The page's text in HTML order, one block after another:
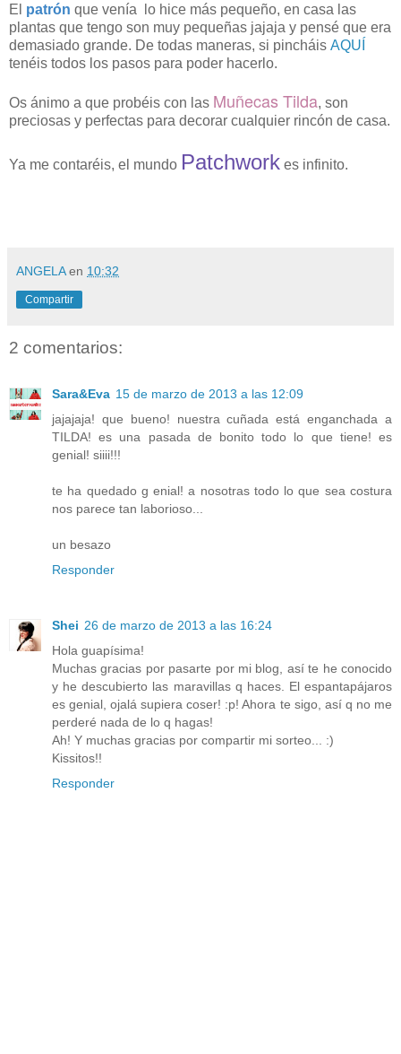
El patrón que venía lo hice más pequeño, en casa las
plantas que tengo son muy pequeñas jajaja y pensé que era
demasiado grande. De todas maneras, si pincháis AQUÍ
tenéis todos los pasos para poder hacerlo.
Os ánimo a que probéis con las Muñecas Tilda, son
preciosas y perfectas para decorar cualquier rincón de casa.
Ya me contaréis, el mundo Patchwork es infinito.
ANGELA en 10:32
Compartir
2 comentarios:
Sara&Eva 15 de marzo de 2013 a las 12:09
jajajaja! que bueno! nuestra cuñada está enganchada a
TILDA! es una pasada de bonito todo lo que tiene! es
genial! siiii!!!
te ha quedado g enial! a nosotras todo lo que sea costura
nos parece tan laborioso...
un besazo
Responder
Shei 26 de marzo de 2013 a las 16:24
Hola guapísima!
Muchas gracias por pasarte por mi blog, así te he conocido
y he descubierto las maravillas q haces. El espantapájaros
es genial, ojalá supiera coser! :p! Ahora te sigo, así q no me
perderé nada de lo q hagas!
Ah! Y muchas gracias por compartir mi sorteo... :)
Kissitos!!
Responder